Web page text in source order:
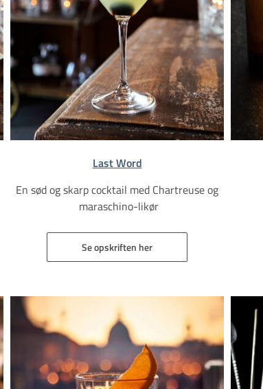
Last Word
En sød og skarp cocktail med Chartreuse og
maraschino-likør​​​​​​​
Se opskriften her